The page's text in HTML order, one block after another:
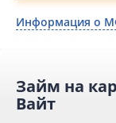
потребуется
одобрение в
Информация о
Займ на
Вайт